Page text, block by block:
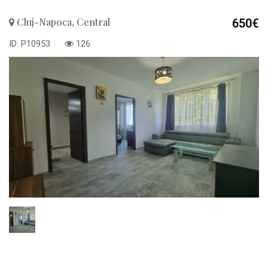
Cluj-Napoca, Central 650€
ID: P10953 126